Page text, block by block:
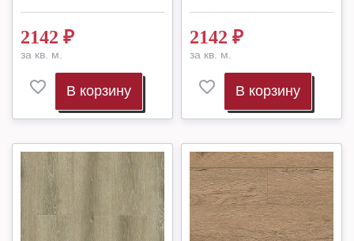
2142 ₽
за кв. м.
В корзину
2142 ₽
за кв. м.
В корзину